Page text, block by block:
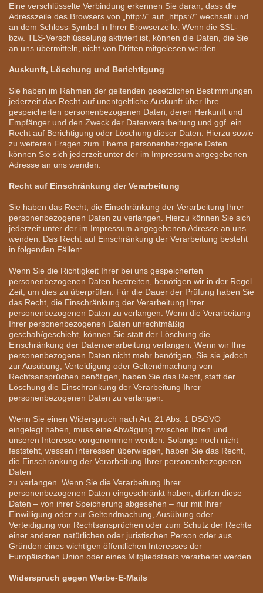
Eine verschlüsselte Verbindung erkennen Sie daran, dass die
Adresszeile des Browsers von „http://“ auf „https://“ wechselt und
an dem Schloss-Symbol in Ihrer Browserzeile. Wenn die SSL-
bzw. TLS-Verschlüsselung aktiviert ist, können die Daten, die Sie
an uns übermitteln, nicht von Dritten mitgelesen werden.
Auskunft, Löschung und Berichtigung
Sie haben im Rahmen der geltenden gesetzlichen Bestimmungen
jederzeit das Recht auf unentgeltliche Auskunft über Ihre
gespeicherten personenbezogenen Daten, deren Herkunft und
Empfänger und den Zweck der Datenverarbeitung und ggf. ein
Recht auf Berichtigung oder Löschung dieser Daten. Hierzu sowie
zu weiteren Fragen zum Thema personenbezogene Daten
können Sie sich jederzeit unter der im Impressum angegebenen
Adresse an uns wenden.
Recht auf Einschränkung der Verarbeitung
Sie haben das Recht, die Einschränkung der Verarbeitung Ihrer
personenbezogenen Daten zu verlangen. Hierzu können Sie sich
jederzeit unter der im Impressum angegebenen Adresse an uns
wenden. Das Recht auf Einschränkung der Verarbeitung besteht
in folgenden Fällen:
Wenn Sie die Richtigkeit Ihrer bei uns gespeicherten
personenbezogenen Daten bestreiten, benötigen wir in der Regel
Zeit, um dies zu überprüfen. Für die Dauer der Prüfung haben Sie
das Recht, die Einschränkung der Verarbeitung Ihrer
personenbezogenen Daten zu verlangen. Wenn die Verarbeitung
Ihrer personenbezogenen Daten unrechtmäßig
geschah/geschieht, können Sie statt der Löschung die
Einschränkung der Datenverarbeitung verlangen. Wenn wir Ihre
personenbezogenen Daten nicht mehr benötigen, Sie sie jedoch
zur Ausübung, Verteidigung oder Geltendmachung von
Rechtsansprüchen benötigen, haben Sie das Recht, statt der
Löschung die Einschränkung der Verarbeitung Ihrer
personenbezogenen Daten zu verlangen.
Wenn Sie einen Widerspruch nach Art. 21 Abs. 1 DSGVO
eingelegt haben, muss eine Abwägung zwischen Ihren und
unseren Interesse vorgenommen werden. Solange noch nicht
feststeht, wessen Interessen überwiegen, haben Sie das Recht,
die Einschränkung der Verarbeitung Ihrer personenbezogenen
Daten
zu verlangen. Wenn Sie die Verarbeitung Ihrer
personenbezogenen Daten eingeschränkt haben, dürfen diese
Daten – von ihrer Speicherung abgesehen – nur mit Ihrer
Einwilligung oder zur Geltendmachung, Ausübung oder
Verteidigung von Rechtsansprüchen oder zum Schutz der Rechte
einer anderen natürlichen oder juristischen Person oder aus
Gründen eines wichtigen öffentlichen Interesses der
Europäischen Union oder eines Mitgliedstaats verarbeitet werden.
Widerspruch gegen Werbe-E-Mails